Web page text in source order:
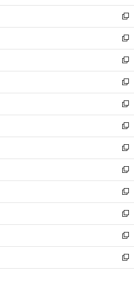
開
く
ウ
で
開
く
ン
ド
ウ
で
開
く
新
し
い
ウ
ィ
ン
ド
ウ
で
開
く
新
し
い
ウ
ィ
ン
ド
ウ
で
開
く
新
し
い
ウ
ィ
ン
ド
ウ
で
開
く
新
し
い
ウ
ィ
ン
ド
ウ
で
開
く
新
し
い
ウ
ィ
ン
ド
ウ
で
開
く
新
し
い
ウ
ィ
ン
ド
ウ
で
開
く
新
し
い
ウ
ィ
ン
ド
ウ
で
開
く
新
し
い
ウ
ィ
ン
ド
ウ
で
開
新
し
い
ウ
ィ
ン
ド
ウ
新
し
い
ウ
ィ
ン
新
し
い
ウ
新
し